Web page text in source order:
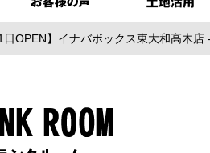
日OPEN】イナバボックス東大和高木